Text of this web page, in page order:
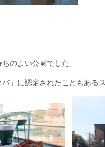
のよい公園でした。
バ」に認定されたこともあるス